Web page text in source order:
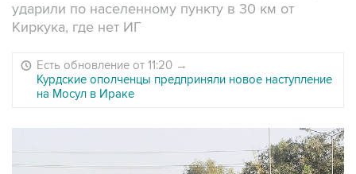
ударили по населенному пункту в 30 км от
Киркука, где нет ИГ
Есть обновление от 11:20 →
Курдские ополченцы предприняли новое наступление
на Мосул в Ираке